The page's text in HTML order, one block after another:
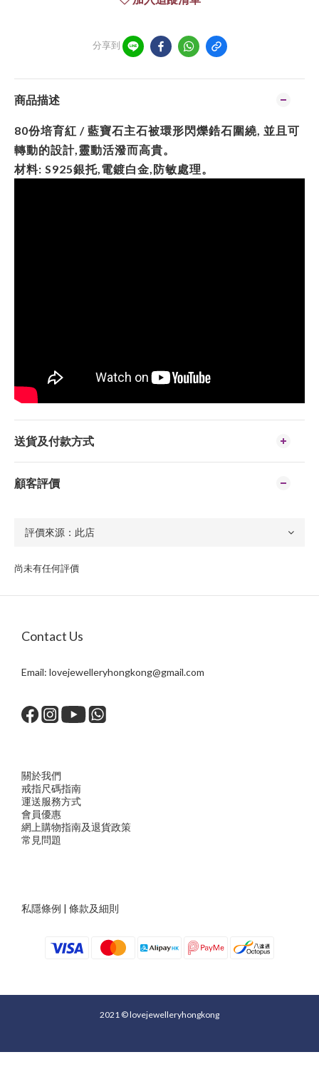
分享到
商品描述
80份培育紅 / 藍寶石主石被環形閃爍鋯石圍繞, 並且可
轉動的設計,靈動活潑而高貴。
材料: S925銀托,電鍍白金,防敏處理。
送貨及付款方式
顧客評價
尚未有任何評價
Contact Us
Email: lovejewelleryhongkong@gmail.com
關於我們
戒指尺碼指南
運送服務方式
會員優惠
網上購物指南及退貨政策
常見問題
私隱條例 | 條款及細則
2021 © lovejewelleryhongkong